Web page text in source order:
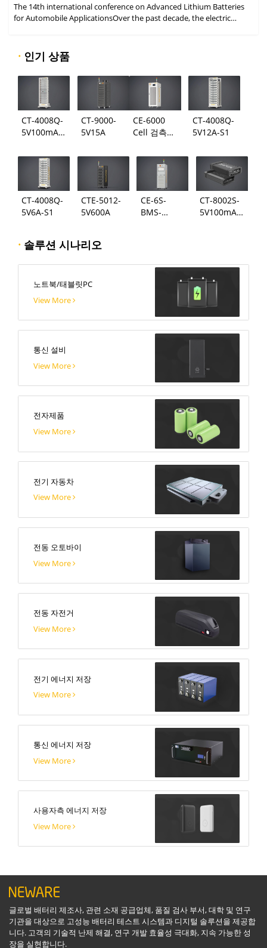
The 14th international conference on Advanced Lithium Batteries
for Automobile ApplicationsOver the past decade, the electric
· 인기 상품
CT-4008Q-
5V100mA-
CT-9000-
5V15A
CE-6000
Cell 검측
CT-4008Q-
5V12A-S1
CT-4008Q-
5V6A-S1
CTE-5012-
5V600A
CE-6S-
BMS-
CT-8002S-
5V100mA-
· 솔루션 시나리오
노트북/태블릿PC
View More
통신 설비
View More
전자제품
View More
전기 자동차
View More
전동 오토바이
View More
전동 자전거
View More
전기 에너지 저장
View More
통신 에너지 저장
View More
사용자측 에너지 저장
View More
글로벌 배터리 제조사, 관련 소재 공급업체, 품질 검사 부서, 대학 및 연구
기관을 대상으로 고성능 배터리 테스트 시스템과 디지털 솔루션을 제공합
니다. 고객의 기술적 난제 해결, 연구 개발 효율성 극대화, 지속 가능한 성
장을 실현합니다.